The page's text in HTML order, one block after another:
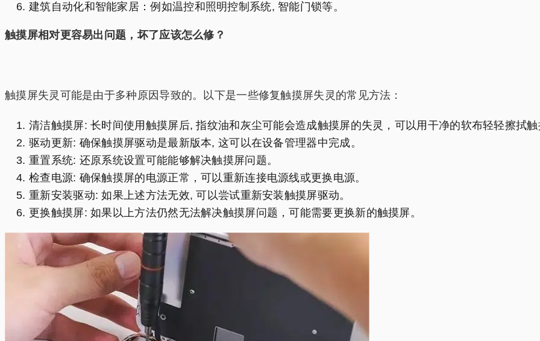
建筑自动化和智能家居：例如温控和照明控制系统, 智能门锁等。
触摸屏相对更容易出问题，坏了应该怎么修？
触摸屏失灵可能是由于多种原因导致的。以下是一些修复触摸屏失灵的常见方法：
清洁触摸屏: 长时间使用触摸屏后, 指纹油和灰尘可能会造成触摸屏的失灵，可以用干净的软布轻轻擦拭
驱动更新: 确保触摸屏驱动是最新版本, 这可以在设备管理器中完成。
重置系统: 还原系统设置可能能够解决触摸屏问题。
检查电源: 确保触摸屏的电源正常，可以重新连接电源线或更换电源。
重新安装驱动: 如果上述方法无效, 可以尝试重新安装触摸屏驱动。
更换触摸屏: 如果以上方法仍然无法解决触摸屏问题，可能需要更换新的触摸屏。